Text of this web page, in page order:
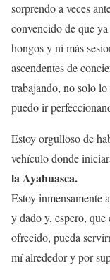
sorprendo a veces
convencido de que
hongos y ni más
ascendentes de
trabajando, no solo
puedo ir
Estoy orgulloso de
vehículo donde
la Ayahuasca.
Estoy inmensamente
y dado y, espero,
ofrecido, pueda
mí alrededor y por